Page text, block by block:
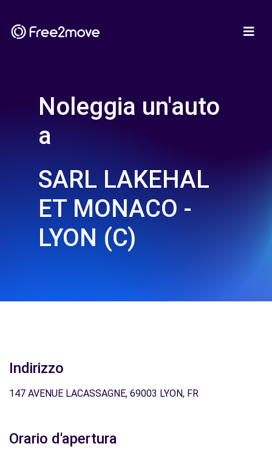
Noleggia un'auto
a
SARL LAKEHAL
ET MONACO -
LYON (C)
Indirizzo
147 AVENUE LACASSAGNE, 69003 LYON, FR
Orario d'apertura